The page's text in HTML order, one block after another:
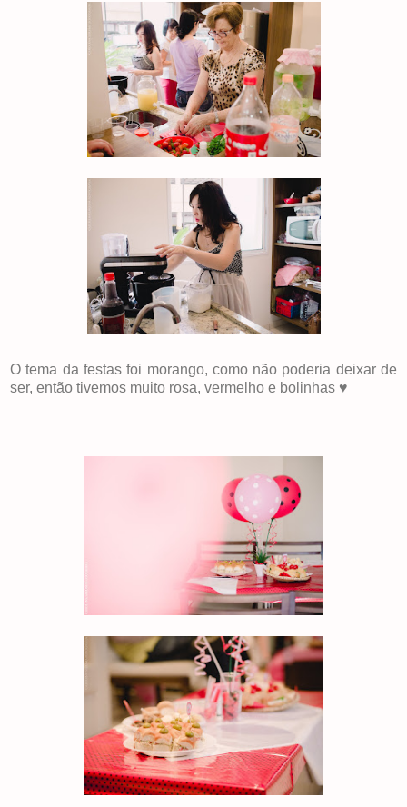
O tema da festas foi morango, como não poderia deixar de
ser, então tivemos muito rosa, vermelho e bolinhas ♥